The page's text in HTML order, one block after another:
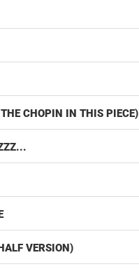
CHOPIN IN THIS PIECE)
VERSION)